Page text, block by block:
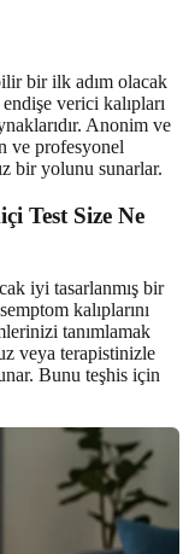
bir ilk adım olacak
verici kalıpları
Anonim ve
ve profesyonel
bir yolunu sunarlar.
Test Size Ne
iyi tasarlanmış bir
kalıplarını
tanımlamak
veya terapistinizle
Bunu teşhis için